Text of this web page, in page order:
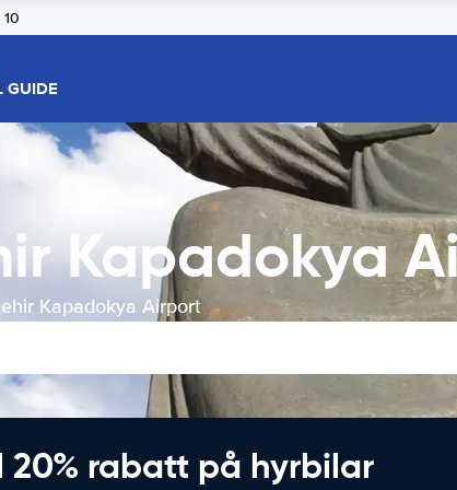
10
GUIDE
Kapadokya
Kapadokya Airport
20% rabatt på hyrbilar